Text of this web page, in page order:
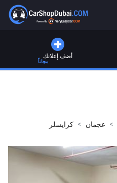
أضف إعلانك
مجاناً
عجمان كرايسلر